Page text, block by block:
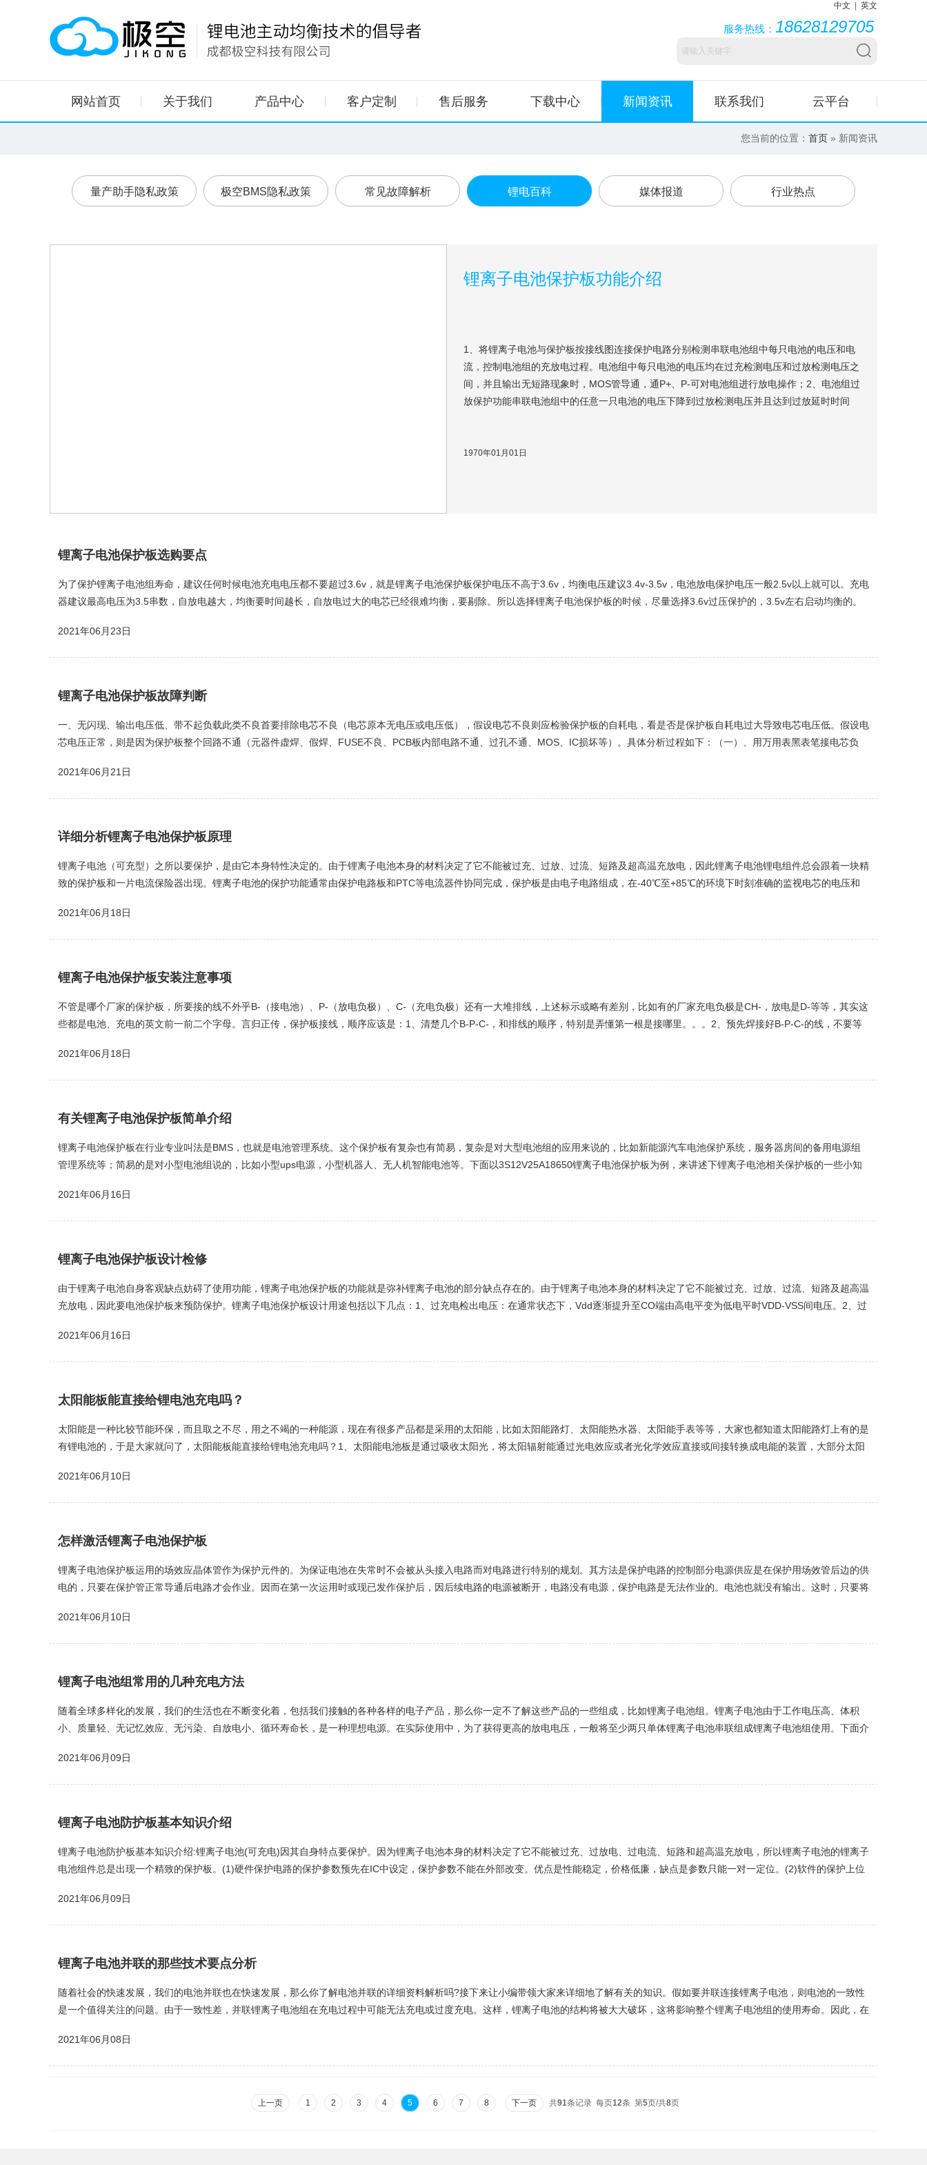
服务热线： 18628129705
中文 英文
网站首页 关于我们 产品中心 客户定制 售后服务 下载中心 新闻资讯 联系我们 云平台
您当前的位置： 首页 » 新闻资讯
量产助手隐私政策 极空BMS隐私政策 常见故障解析 锂电百科 媒体报道 行业热点
锂离子电池保护板功能介绍
1、将锂离子电池与保护板按接线图连接保护电路分别检测串联电池组中每只电池的电压和电
流，控制电池组的充放电过程。电池组中每只电池的电压均在过充检测电压和过放检测电压之
间，并且输出无短路现象时，MOS管导通，通P+、P-可对电池组进行放电操作；2、电池组过
放保护功能串联电池组中的任意一只电池的电压下降到过放检测电压并且达到过放延时时间
后，...
1970年01月01日
锂离子电池保护板选购要点
为了保护锂离子电池组寿命，建议任何时候电池充电电压都不要超过3.6v，就是锂离子电池保护板保护电压不高于3.6v，均衡电压建议3.4v-3.5v，电池放电保护电压一般2.5v以上就可以。充电
器建议最高电压为3.5串数，自放电越大，均衡要时间越长，自放电过大的电芯已经很难均衡，要剔除。所以选择锂离子电池保护板的时候，尽量选择3.6v过压保护的，3.5v左右启动均衡的。
2021年06月23日
锂离子电池保护板故障判断
一、无闪现、输出电压低、带不起负载此类不良首要排除电芯不良（电芯原本无电压或电压低），假设电芯不良则应检验保护板的自耗电，看是否是保护板自耗电过大导致电芯电压低。假设电
芯电压正常，则是因为保护板整个回路不通（元器件虚焊、假焊、FUSE不良、PCB板内部电路不通、过孔不通、MOS、IC损坏等）。具体分析过程如下：（一）、用万用表黑表笔接电芯负
2021年06月21日
详细分析锂离子电池保护板原理
锂离子电池（可充型）之所以要保护，是由它本身特性决定的。由于锂离子电池本身的材料决定了它不能被过充、过放、过流、短路及超高温充放电，因此锂离子电池锂电组件总会跟着一块精
致的保护板和一片电流保险器出现。锂离子电池的保护功能通常由保护电路板和PTC等电流器件协同完成，保护板是由电子电路组成，在-40℃至+85℃的环境下时刻准确的监视电芯的电压和
2021年06月18日
锂离子电池保护板安装注意事项
不管是哪个厂家的保护板，所要接的线不外乎B-（接电池）、P-（放电负极）、C-（充电负极）还有一大堆排线，上述标示或略有差别，比如有的厂家充电负极是CH-，放电是D-等等，其实这
些都是电池、充电的英文前一前二个字母。言归正传，保护板接线，顺序应该是：1、清楚几个B-P-C-，和排线的顺序，特别是弄懂第一根是接哪里。。。2、预先焊接好B-P-C-的线，不要等
2021年06月18日
有关锂离子电池保护板简单介绍
锂离子电池保护板在行业专业叫法是BMS，也就是电池管理系统。这个保护板有复杂也有简易，复杂是对大型电池组的应用来说的，比如新能源汽车电池保护系统，服务器房间的备用电源组
管理系统等；简易的是对小型电池组说的，比如小型ups电源，小型机器人、无人机智能电池等。下面以3S12V25A18650锂离子电池保护板为例，来讲述下锂离子电池相关保护板的一些小知
2021年06月16日
锂离子电池保护板设计检修
由于锂离子电池自身客观缺点妨碍了使用功能，锂离子电池保护板的功能就是弥补锂离子电池的部分缺点存在的。由于锂离子电池本身的材料决定了它不能被过充、过放、过流、短路及超高温
充放电，因此要电池保护板来预防保护。锂离子电池保护板设计用途包括以下几点：1、过充电检出电压：在通常状态下，Vdd逐渐提升至CO端由高电平变为低电平时VDD-VSS间电压。2、过
2021年06月16日
太阳能板能直接给锂电池充电吗？
太阳能是一种比较节能环保，而且取之不尽，用之不竭的一种能源，现在有很多产品都是采用的太阳能，比如太阳能路灯、太阳能热水器、太阳能手表等等，大家也都知道太阳能路灯上有的是
有锂电池的，于是大家就问了，太阳能板能直接给锂电池充电吗？1、太阳能电池板是通过吸收太阳光，将太阳辐射能通过光电效应或者光化学效应直接或间接转换成电能的装置，大部分太阳
2021年06月10日
怎样激活锂离子电池保护板
锂离子电池保护板运用的场效应晶体管作为保护元件的。为保证电池在失常时不会被从头接入电路而对电路进行特别的规划。其方法是保护电路的控制部分电源供应是在保护用场效管后边的供
电的，只要在保护管正常导通后电路才会作业。因而在第一次运用时或现已发作保护后，因后续电路的电源被断开，电路没有电源，保护电路是无法作业的。电池也就没有输出。这时，只要将
2021年06月10日
锂离子电池组常用的几种充电方法
随着全球多样化的发展，我们的生活也在不断变化着，包括我们接触的各种各样的电子产品，那么你一定不了解这些产品的一些组成，比如锂离子电池组。锂离子电池由于工作电压高、体积
小、质量轻、无记忆效应、无污染、自放电小、循环寿命长，是一种理想电源。在实际使用中，为了获得更高的放电电压，一般将至少两只单体锂离子电池串联组成锂离子电池组使用。下面介
2021年06月09日
锂离子电池防护板基本知识介绍
锂离子电池防护板基本知识介绍:锂离子电池(可充电)因其自身特点要保护。因为锂离子电池本身的材料决定了它不能被过充、过放电、过电流、短路和超高温充放电，所以锂离子电池的锂离子
电池组件总是出现一个精致的保护板。(1)硬件保护电路的保护参数预先在IC中设定，保护参数不能在外部改变。优点是性能稳定，价格低廉，缺点是参数只能一对一定位。(2)软件的保护上位
2021年06月09日
锂离子电池并联的那些技术要点分析
随着社会的快速发展，我们的电池并联也在快速发展，那么你了解电池并联的详细资料解析吗?接下来让小编带领大家来详细地了解有关的知识。假如要并联连接锂离子电池，则电池的一致性
是一个值得关注的问题。由于一致性差，并联锂离子电池组在充电过程中可能无法充电或过度充电。这样，锂离子电池的结构将被大大破坏，这将影响整个锂离子电池组的使用寿命。因此，在
2021年06月08日
上一页 1 2 3 4 5 6 7 8 下一页 共91条记录 每页12条 第5页/共8页